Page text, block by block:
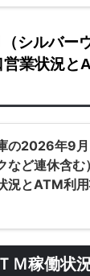
シルバー
業状況と
の2026年9
など連休含む
況とATM利
Ｍ稼働状